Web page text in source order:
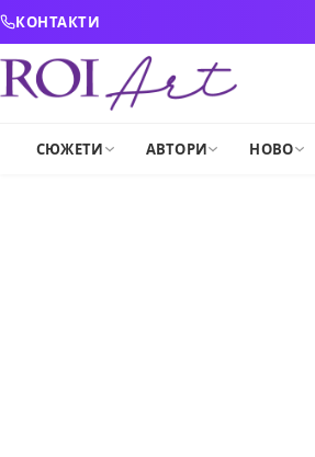
Skip to content
КОНТАКТИ
СЮЖЕТИ АВТОРИ НОВО